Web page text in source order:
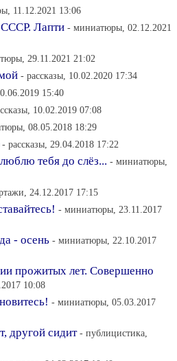
11.12.2021 13:06
Лапти - миниатюры, 02.12.2021
29.11.2021 21:02
- рассказы, 10.02.2020 17:34
15:40
10.02.2019 07:08
08.05.2018 18:29
- рассказы, 29.04.2018 17:22
тебя до слёз... - миниатюры,
24.12.2017 17:15
- миниатюры, 23.11.2017
- осень - миниатюры, 22.10.2017
прожитых лет. Совершенно
10:08
- миниатюры, 05.03.2017
другой сидит - публицистика,